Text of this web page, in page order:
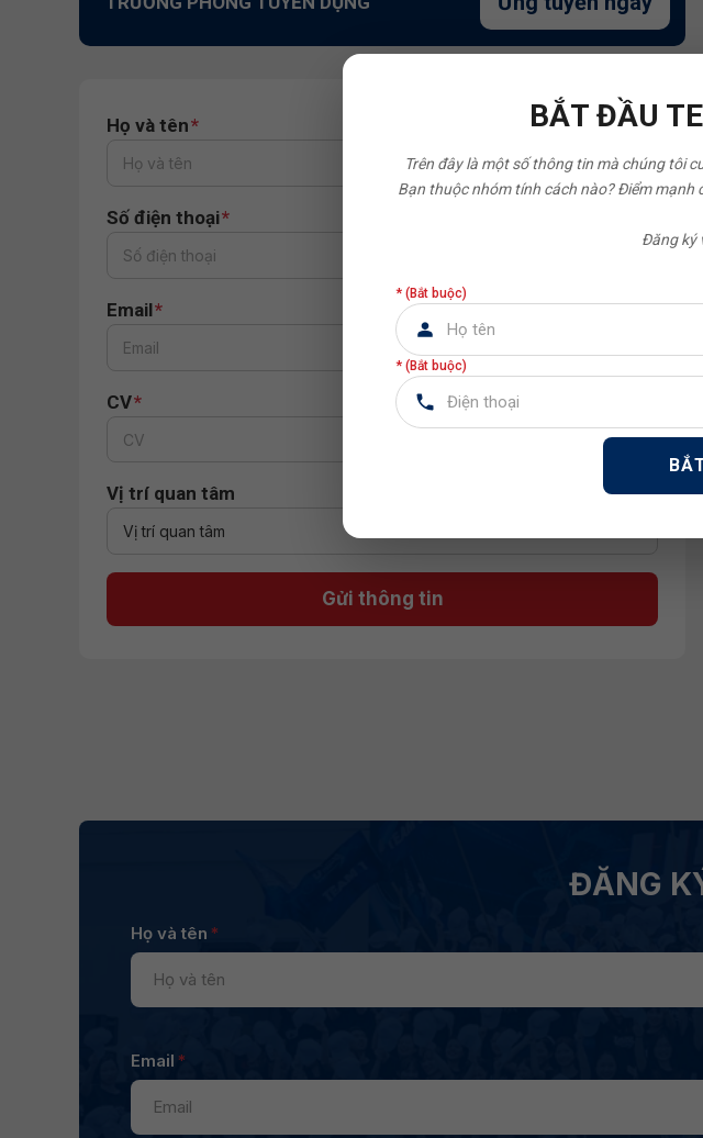
Họ và tên*
Số điện thoại*
Email*
CV*
CV Chọn tệp
Vị trí quan tâm
Gửi thông tin
ĐĂNG
Họ và tên *
Email *
BẮT ĐẦU
Trên đây là một số thông tin mà chúng tôi
Bạn thuộc nhóm tính cách nào? Điểm mạnh
Đăng ký
* (Bắt buộc)
* (Bắt buộc)